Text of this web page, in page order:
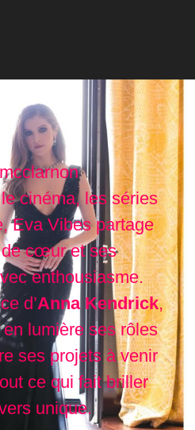
cinéma, les séries
Eva Vibes partage
cœur et ses
enthousiasme.
d’Anna Kendrick,
lumière ses rôles
ses projets à venir
ce qui fait briller
unique.